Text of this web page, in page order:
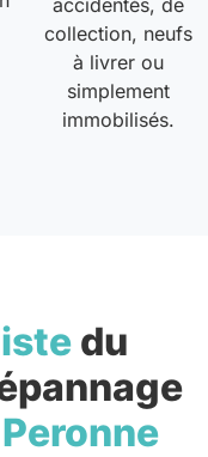
accidentés, de
collection, neufs
à livrer ou
simplement
immobilisés.
du
Peronne